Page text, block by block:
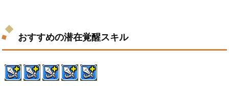
おすすめの潜在覚醒スキル